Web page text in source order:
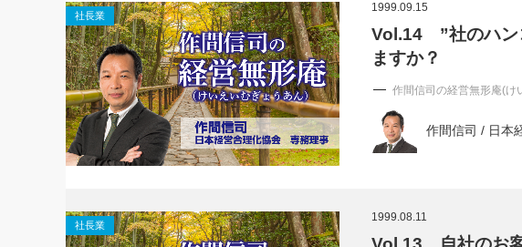
2026.08.7
相談15：銀行がやたらと固定金
利を勧めてきます！やはり固定
がよいのでしょうか！
2026.08.7
第153回「内需企業があっとい
う間にグローバル成長企業に」
FOOD & LIFE COMPANIES
2026.08.5
スピーチ」ネタ
強い会社を築く ビジネス・クリニック(240)
日本レーザー「人を大切にしながら利益を上げる経営」の極意
(3)
武器としてのM&A入門(3)
社長のための“儲かる通販”戦略視点(151)
継続経営 百話百行(85)
ロングセラーの玉手箱(9)
大復活＆快進撃！ユニバーサルスタジオジャパンの成功
は(5)
最高の自分を表現する 成功イメージ戦略(77)
酒井光雄 成功事例に学ぶ繁栄企業のブランド戦略(39)
中国経済の最新動向(204)
事業承継の前に、決めておきたい
きたいコト(12)
会社と社長のための資産管理講座
深読み企業分析(153)
ピョートル・F・グジバチ
指導者たる者かくあるべし
朝礼・会議での「社長の
楠木建の「経営知になる考
次もあなたにお願いした
酒井英之の社長のビジョ
北村森の「今
次の売れ筋を
社長のメシの
社長業
1999.09.15
Vol.14 ”社のハン
ますか？
作間信司の経営無形庵(け
作間信司 / 日本
社長業
1999.08.11